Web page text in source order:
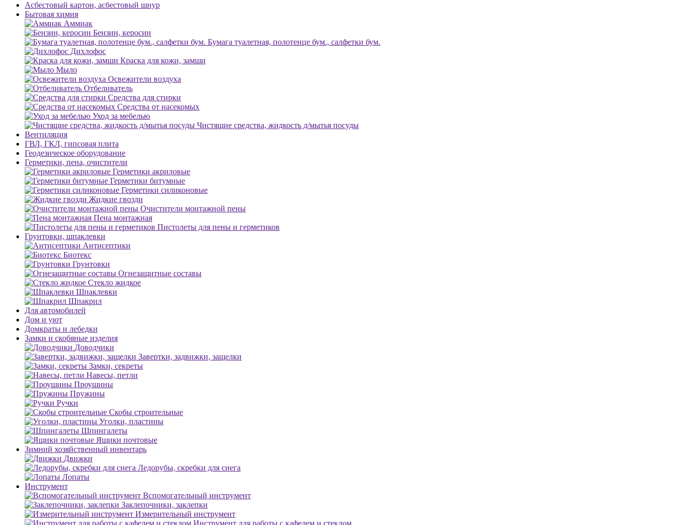
Асбестовый картон, асбестовый шнур
Бытовая химия
Аммиак
Бензин, керосин
Бумага туалетная, полотенце бум., салфетки бум.
Дихлофос
Краска для кожи, замши
Мыло
Освежители воздуха
Отбеливатель
Средства для стирки
Средства от насекомых
Уход за мебелью
Чистящие средства, жидкость д/мытья посуды
Вентиляция
ГВЛ, ГКЛ, гипсовая плита
Геодезическое оборудование
Герметики, пена, очистители
Герметики акриловые
Герметики битумные
Герметики силиконовые
Жидкие гвозди
Очистители монтажной пены
Пена монтажная
Пистолеты для пены и герметиков
Грунтовки, шпаклевки
Антисептики
Биотекс
Грунтовки
Огнезащитные составы
Стекло жидкое
Шпаклевки
Шпакрил
Для автомобилей
Дом и уют
Домкраты и лебедки
Замки и скобяные изделия
Доводчики
Завертки, задвижки, защелки
Замки, секреты
Навесы, петли
Проушины
Пружины
Ручки
Скобы строительные
Уголки, пластины
Шпингалеты
Ящики почтовые
Зимний хозяйственный инвентарь
Движки
Ледорубы, скребки для снега
Лопаты
Инструмент
Вспомогательный инструмент
Заклепочники, заклепки
Измерительный инструмент
Инструмент для работы с кафелем и стеклом